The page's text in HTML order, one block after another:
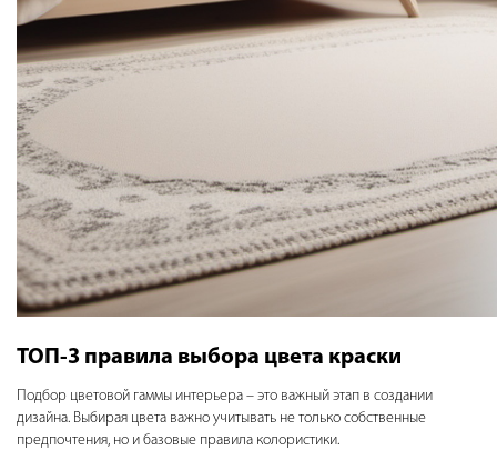
ТОП-3 правила выбора цвета краски
Подбор цветовой гаммы интерьера – это важный этап в создании
дизайна. Выбирая цвета важно учитывать не только собственные
предпочтения, но и базовые правила колористики.